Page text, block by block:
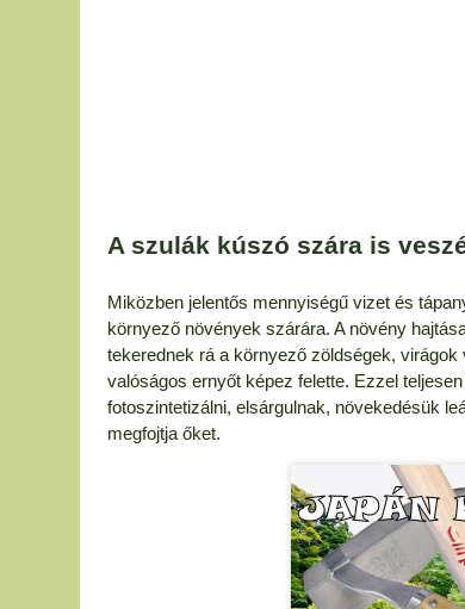
A szulák kúszó szára is
Miközben jelentős mennyiségű vizet és
környező növények szárára. A növény
tekerednek rá a környező zöldségek,
valóságos ernyőt képez felette. Ezzel
fotoszintetizálni, elsárgulnak, növekedésük
megfojtja őket.